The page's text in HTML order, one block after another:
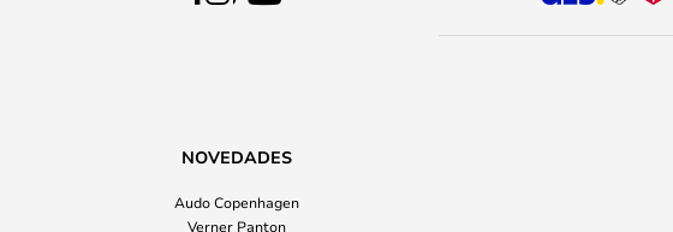
NOVEDADES
Audo Copenhagen
Verner Panton